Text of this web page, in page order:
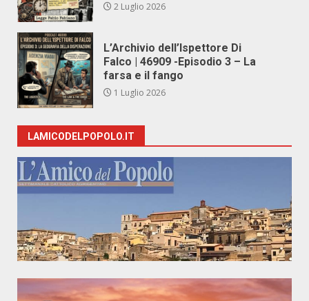
2 Luglio 2026
L’Archivio dell’Ispettore Di
Falco | 46909 -Episodio 3 – La
farsa e il fango
1 Luglio 2026
LAMICODELPOPOLO.IT